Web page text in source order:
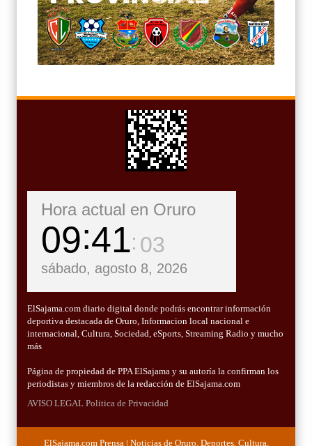
Hora actual en Oruro
09 41 04
sábado, agosto 8, 2026
ElSajama.com diario digital donde podrás encontrar información
deportiva destacada de Oruro, Informacion local nacional e
internacional, Cultura, Sociedad, eSports, Streaming Radio y mucho
más
Página de propiedad de PPA ElSajama y su autoría la confirman los
periodistas y miembros de la redacción de ElSajama.com
AVISO LEGAL Politica de Privacidad
ElSajama.com Prensa | Noticias de Oruro, Deportes, Cultura,